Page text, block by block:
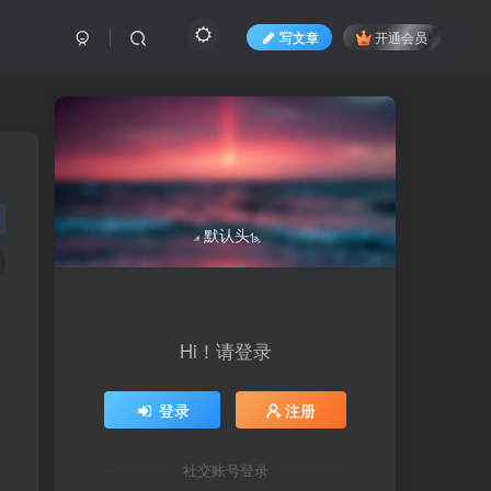
写文章 开通会员
Hi！请登录
登录 注册
社交账号登录